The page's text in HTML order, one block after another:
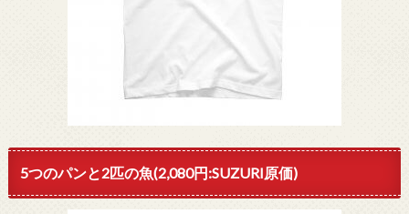
5つのパンと2匹の魚(2,080円:SUZURI原価)